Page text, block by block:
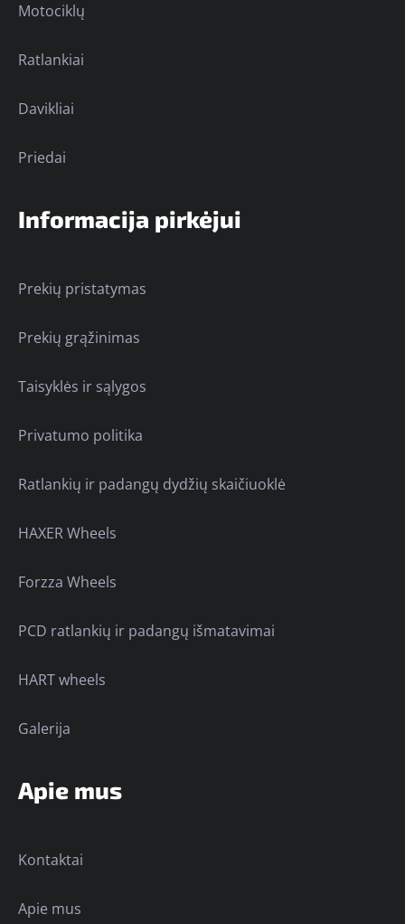
Motociklų
Ratlankiai
Davikliai
Priedai
Informacija pirkėjui
Prekių pristatymas
Prekių grąžinimas
Taisyklės ir sąlygos
Privatumo politika
Ratlankių ir padangų dydžių skaičiuoklė
HAXER Wheels
Forzza Wheels
PCD ratlankių ir padangų išmatavimai
HART wheels
Galerija
Apie mus
Kontaktai
Apie mus